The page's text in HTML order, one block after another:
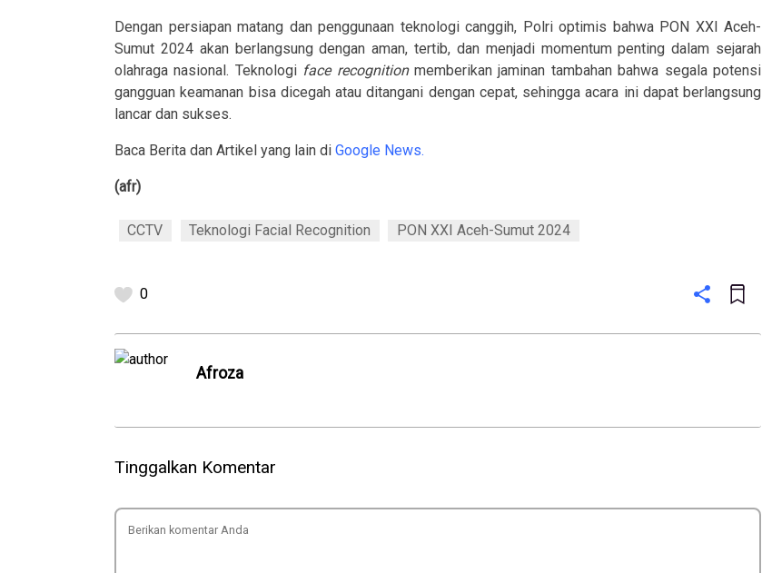
Dengan persiapan matang dan penggunaan teknologi canggih, Polri optimis bahwa PON XXI Aceh-
Sumut 2024 akan berlangsung dengan aman, tertib, dan menjadi momentum penting dalam sejarah
olahraga nasional. Teknologi face recognitionmemberikan jaminan tambahan bahwa segala potensi
gangguan keamanan bisa dicegah atau ditangani dengan cepat, sehingga acara ini dapat berlangsung
lancar dan sukses.
Baca Berita dan Artikel yang lain di Google News.
(afr)
CCTV Teknologi Facial Recognition PON XXI Aceh-Sumut 2024
0
Afroza
Tinggalkan Komentar